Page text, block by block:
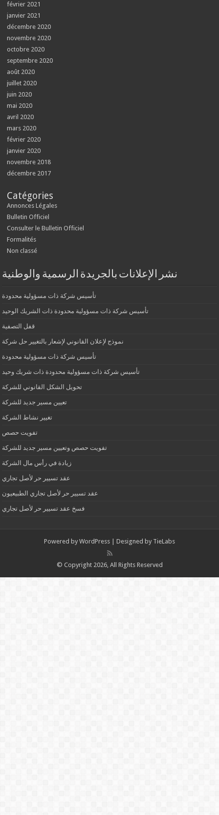
février 2021
janvier 2021
décembre 2020
novembre 2020
octobre 2020
septembre 2020
août 2020
juillet 2020
juin 2020
mai 2020
avril 2020
mars 2020
février 2020
janvier 2020
novembre 2018
décembre 2017
Catégories
Annonces Légales
Bulletin Officiel
Consulter le Bulletin Officiel
Formalités
Non classé
نشر الإعلانات بالجريدة الرسمية والوطنية
تأسيس شركة ذات مسؤولية محدودة
تأسيس شركة ذات مسؤولية محدودة ذات الشريك الوحيد
قفل التصفية
نموذج لإعلان القانوني لإشعار بالتغيير حل شركة
تأسيس شركة ذات مسؤولية محدودة
تأسيس شركة ذات مسؤولية محدودة ذات شريك وحيد
تحويل الشكل القانوني للشركة
تعيين مسير جديد للشركة
تغيير نشاط الشركة
تفويت حصص
تفويت حصص وتعيين مسير جديد للشركة
زيادة في رأس مال الشركة
عقد تسيير حر لأصل تجاري
عقد تسيير حر لأصل تجاري الطبيعيون
فسخ عقد تسيير حر لأصل تجاري
Powered by WordPress | Designed by TieLabs
© Copyright 2026, All Rights Reserved